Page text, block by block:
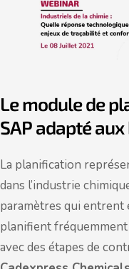
Le module de
SAP adapté
La planification
dans l’industrie
paramètres qui entrent
planifient
avec des étapes de